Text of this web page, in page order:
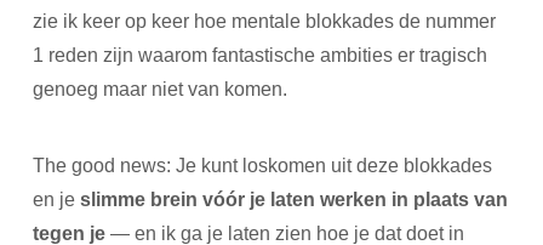
zie ik keer op keer hoe mentale blokkades de nummer
1 reden zijn waarom fantastische ambities er tragisch
genoeg maar niet van komen.
The good news: Je kunt loskomen uit deze blokkades
en je slimme brein vóór je laten werken in plaats van
tegen je— en ik ga je laten zien hoe je dat doet in